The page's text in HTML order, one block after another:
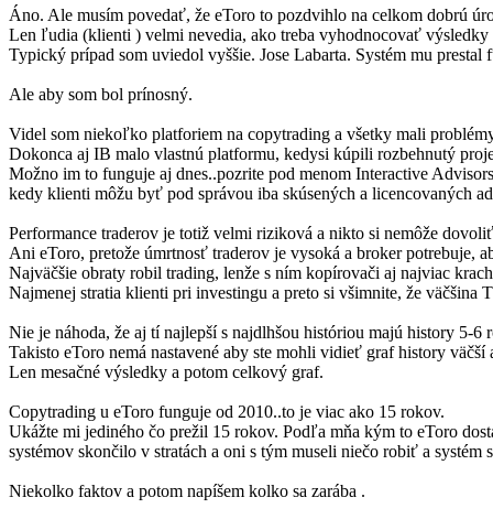
Áno. Ale musím povedať, že eToro to pozdvihlo na celkom dobrú
Len ľudia (klienti ) velmi nevedia, ako treba vyhodnocovať
Typický prípad som uviedol vyššie. Jose Labarta. Systém mu
Ale aby som bol prínosný.
Videl som niekoľko platforiem na copytrading a všetky mali
Dokonca aj IB malo vlastnú platformu, kedysi kúpili rozbehnutý
Možno im to funguje aj dnes..pozrite pod menom Interactive
kedy klienti môžu byť pod správou iba skúsených a licencovaných
Performance traderov je totiž velmi riziková a nikto si nemôže
Ani eToro, pretože úmrtnosť traderov je vysoká a broker potrebuje,
Najväčšie obraty robil trading, lenže s ním kopírovači aj najviac
Najmenej stratia klienti pri investingu a preto si všimnite, že väčšina
Nie je náhoda, že aj tí najlepší s najdlhšou históriou majú history 5-6
Takisto eToro nemá nastavené aby ste mohli vidieť graf history väčší
Len mesačné výsledky a potom celkový graf.
Copytrading u eToro funguje od 2010..to je viac ako 15 rokov.
Ukážte mi jediného čo prežil 15 rokov. Podľa mňa kým to eToro
systémov skončilo v stratách a oni s tým museli niečo robiť a systém
Niekolko faktov a potom napíšem kolko sa zarába .